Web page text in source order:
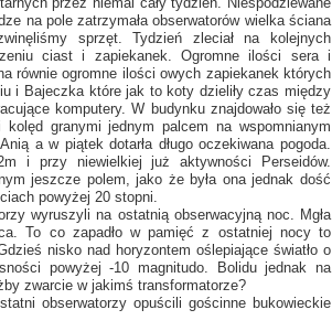
na pole zatrzymała obserwatorów wielka ściana
sprzęt. Tydzień zleciał na kolejnych
ciast i zapiekanek. Ogromne ilości sera i
równie ogromne ilości owych zapiekanek których
i Bajeczka które jak to koty dzieliły czas między
komputery. W budynku znajdowało się też
granymi jednym palcem na wspomnianym
a w piątek dotarła długo oczekiwana pogoda.
i przy niewielkiej już aktywności Perseidów.
jeszcze polem, jako że była ona jednak dość
powyżej 20 stopni.
wyruszyli na ostatnią obserwacyjną noc. Mgła
To co zapadło w pamięć z ostatniej nocy to
nisko nad horyzontem oślepiające światło o
powyżej -10 magnitudo. Bolidu jednak na
zwarcie w jakimś transformatorze?
obserwatorzy opuścili gościnne bukowieckie